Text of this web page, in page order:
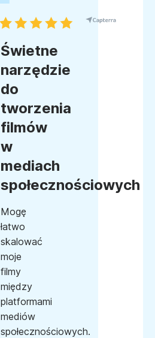
Świetne
narzędzie
do
tworzenia
filmów
w
mediach
społecznościowych
Mogę
łatwo
skalować
moje
filmy
między
platformami
mediów
społecznościowych.